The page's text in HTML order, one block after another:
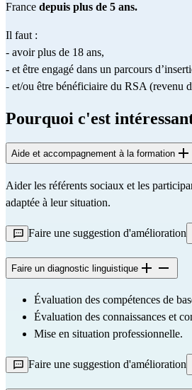
France depuis plus de 5 ans.
Il faut :
- avoir plus de 18 ans,
- et être engagé dans un parcours
- et/ou être bénéficiaire du RSA (revenu
Pourquoi c'est
Aide et accompagnement à la formation
Aider les référents sociaux et les
adaptée à leur situation.
Faire une suggestion d'amélioration
Faire un diagnostic linguistique
Évaluation des compétences de
Évaluation des connaissances et
Mise en situation professionnelle.
Faire une suggestion d'amélioration